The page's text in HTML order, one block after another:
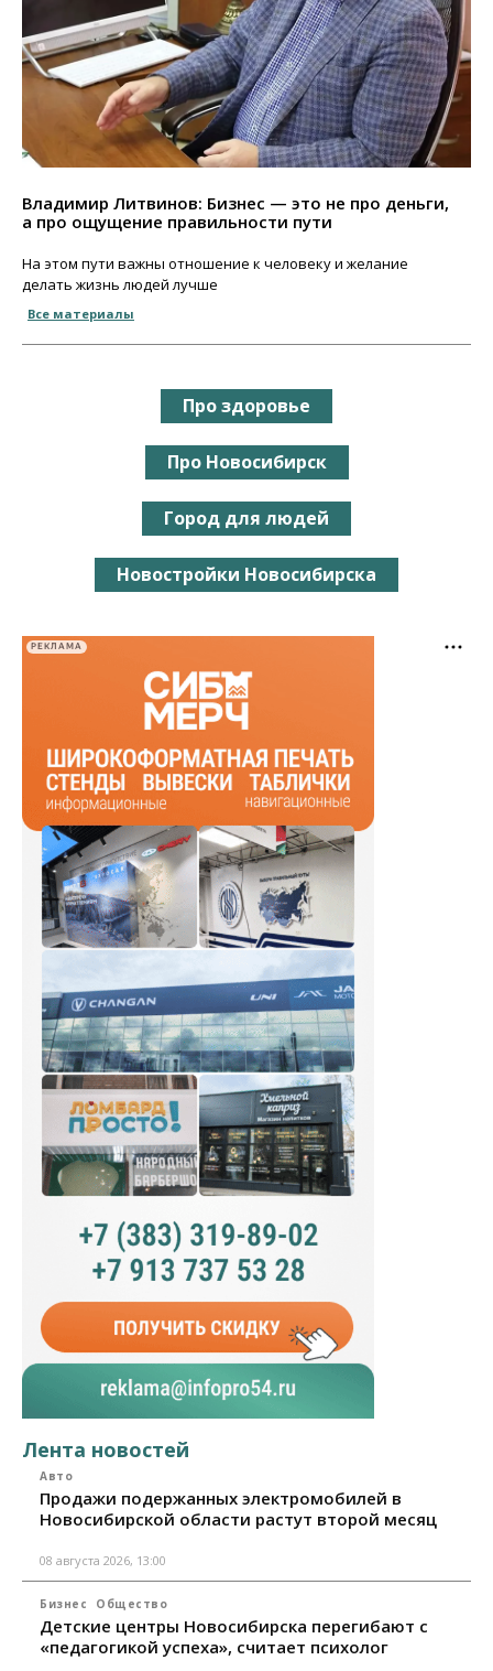
Владимир Литвинов: Бизнес — это не про деньги,
а про ощущение правильности пути
На этом пути важны отношение к человеку и желание
делать жизнь людей лучше
Все материалы
Про здоровье
Про Новосибирск
Город для людей
Новостройки Новосибирска
РЕКЛАМА
Лента новостей
Авто
Продажи подержанных электромобилей в
Новосибирской области растут второй месяц
08 августа 2026, 13:00
Бизнес Общество
Детские центры Новосибирска перегибают с
«педагогикой успеха», считает психолог